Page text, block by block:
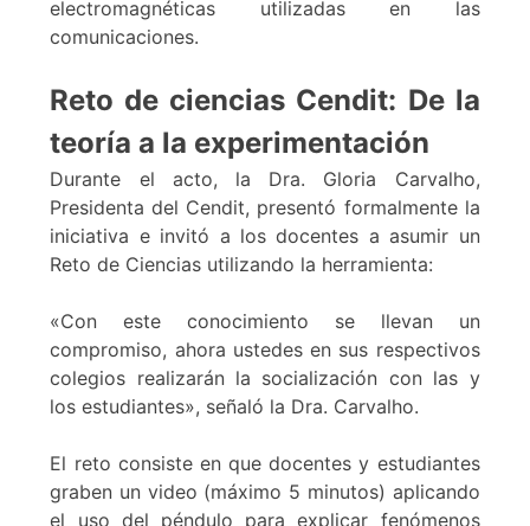
electromagnéticas utilizadas en las
comunicaciones.
Reto de ciencias Cendit: De la
teoría a la experimentación
Durante el acto, la Dra. Gloria Carvalho,
Presidenta del Cendit, presentó formalmente la
iniciativa e invitó a los docentes a asumir un
Reto de Ciencias utilizando la herramienta:
«Con este conocimiento se llevan un
compromiso, ahora ustedes en sus respectivos
colegios realizarán la socialización con las y
los estudiantes», señaló la Dra. Carvalho.
El reto consiste en que docentes y estudiantes
graben un video (máximo 5 minutos) aplicando
el uso del péndulo para explicar fenómenos